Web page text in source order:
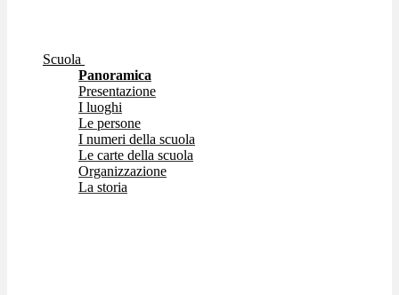
Scuola
Panoramica
Presentazione
I luoghi
Le persone
I numeri della scuola
Le carte della scuola
Organizzazione
La storia